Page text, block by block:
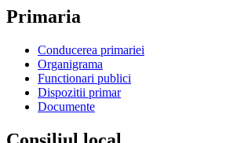
Primaria
Conducerea primariei
Organigrama
Functionari publici
Dispozitii primar
Documente